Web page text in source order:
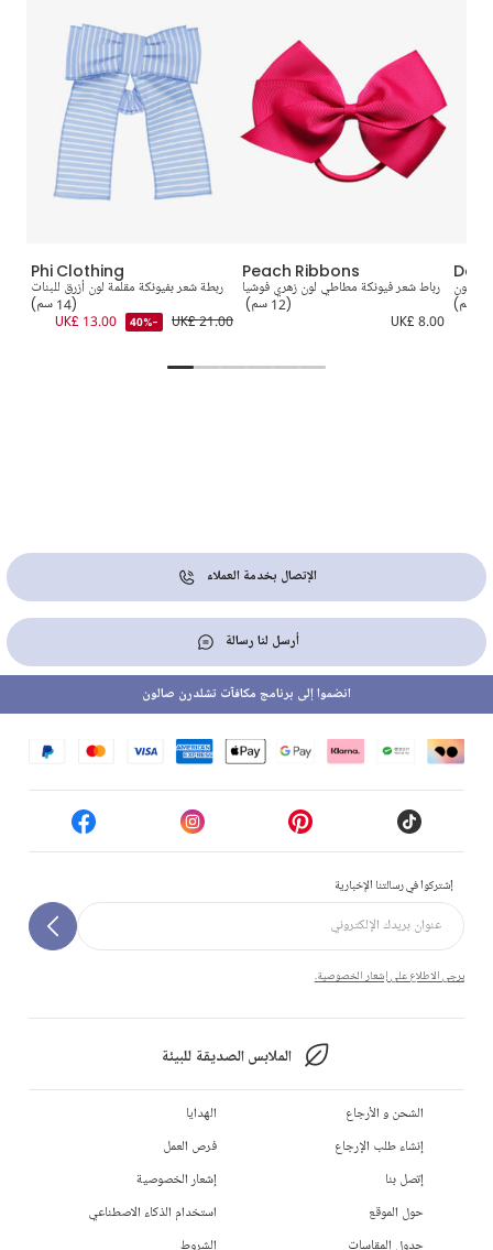
Phi Clothing
ربطة شعر بفيونكة مقلمة لون أزرق للبنات
(14 سم)
UK£ 21.00
-40%
UK£ 13.00
Peach Ribbons
رباط شعر فيونكة مطاطي لون زهري فوشيا
(12 سم)
UK£ 8.00
لون
الإتصال بخدمة العملاء
أرسل لنا رسالة
إشتركوا في رسالتنا الإخبارية
يرجى الاطلاع على إشعار الخصوصية.
الملابس الصديقة للبيئة
انضموا إلى برنامج مكافآت تشلدرن صالون
الشحن و الأرجاع
إنشاء طلب الإرجاع
إتصل بنا
حول الموقع
جدول المقاسات
الهدايا
فرص العمل
إشعار الخصوصية
استخدام الذكاء الاصطناعي
الشروط